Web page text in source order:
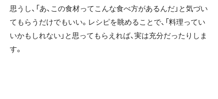
思うし、「あ、この食材ってこんな食べ方があるんだ」と気づい
てもらうだけでもいい。レシピを眺めることで、「料理ってい
いかもしれない」と思ってもらえれば、実は充分だったりしま
す。